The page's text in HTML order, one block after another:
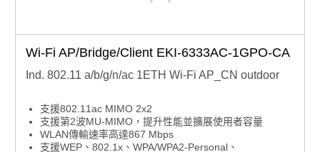
Wi-Fi AP/Bridge/Client EKI-6333AC-1GPO-CA
Ind. 802.11 a/b/g/n/ac 1ETH Wi-Fi AP_CN outdoor
支援802.11ac MIMO 2x2
支援第2波MU-MIMO，提升性能並擴展使用者容量
WLAN傳輸速率高達867 Mbps
支援WEP、802.1x、WPA/WPA2-Personal、